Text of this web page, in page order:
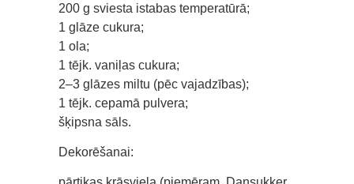
200 g sviesta istabas temperatūrā;
1 glāze cukura;
1 ola;
1 tējk. vaniļas cukura;
2–3 glāzes miltu (pēc vajadzības);
1 tējk. cepamā pulvera;
šķipsna sāls.
Dekorēšanai: